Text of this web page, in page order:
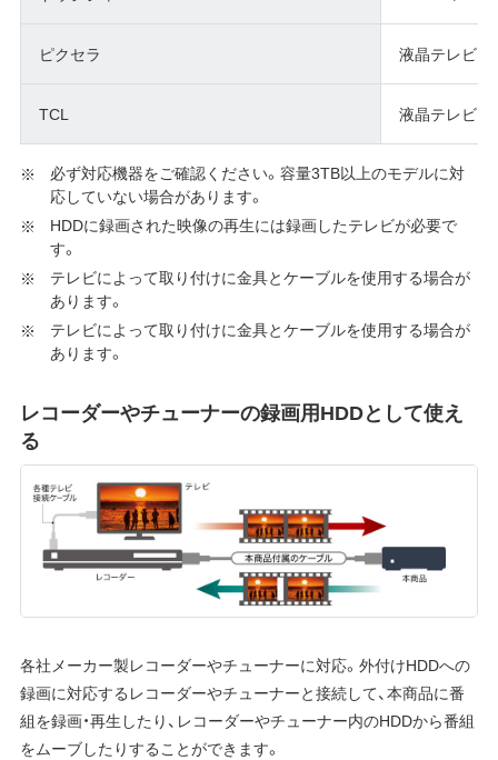
ピクセラ 液晶テレビ
TCL 液晶テレビ
必ず対応機器をご確認ください。容量3TB以上のモデルに対
応していない場合があります。
HDDに録画された映像の再生には録画したテレビが必要で
す。
テレビによって取り付けに金具とケーブルを使用する場合が
あります。
テレビによって取り付けに金具とケーブルを使用する場合が
あります。
レコーダーやチューナーの録画用HDDとして使え
る
各社メーカー製レコーダーやチューナーに対応。外付けHDDへの
録画に対応するレコーダーやチューナーと接続して、本商品に番
組を録画・再生したり、レコーダーやチューナー内のHDDから番組
をムーブしたりすることができます。